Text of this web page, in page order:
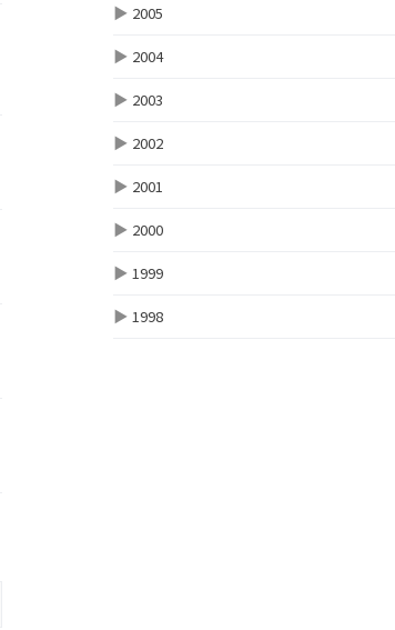
▶ 2005
▶ 2004
▶ 2003
▶ 2002
▶ 2001
▶ 2000
▶ 1999
▶ 1998